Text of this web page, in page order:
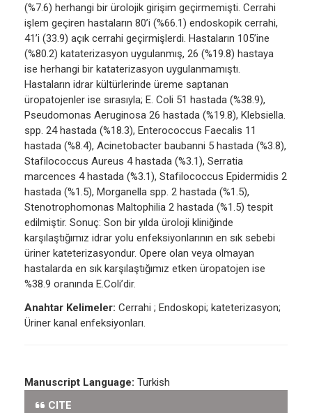
(%7.6) herhangi bir ürolojik girişim geçirmemişti. Cerrahi
işlem geçiren hastaların 80’i (%66.1) endoskopik cerrahi,
41’i (33.9) açık cerrahi geçirmişlerdi. Hastaların 105’ine
(%80.2) kataterizasyon uygulanmış, 26 (%19.8) hastaya
ise herhangi bir kataterizasyon uygulanmamıştı.
Hastaların idrar kültürlerinde üreme saptanan
üropatojenler ise sırasıyla; E. Coli 51 hastada (%38.9),
Pseudomonas Aeruginosa 26 hastada (%19.8), Klebsiella.
spp. 24 hastada (%18.3), Enterococcus Faecalis 11
hastada (%8.4), Acinetobacter baubanni 5 hastada (%3.8),
Stafilococcus Aureus 4 hastada (%3.1), Serratia
marcences 4 hastada (%3.1), Stafilococcus Epidermidis 2
hastada (%1.5), Morganella spp. 2 hastada (%1.5),
Stenotrophomonas Maltophilia 2 hastada (%1.5) tespit
edilmiştir. Sonuç: Son bir yılda üroloji kliniğinde
karşılaştığımız idrar yolu enfeksiyonlarının en sık sebebi
üriner kateterizasyondur. Opere olan veya olmayan
hastalarda en sık karşılaştığımız etken üropatojen ise
%38.9 oranında E.Coli’dir.
Anahtar Kelimeler: Cerrahi ; Endoskopi; kateterizasyon;
Üriner kanal enfeksiyonları.
Manuscript Language: Turkish
CITE